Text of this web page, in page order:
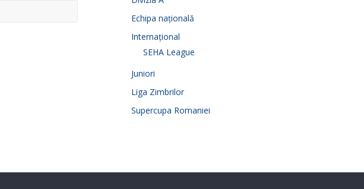
Echipa națională
Internațional
SEHA League
Juniori
Liga Zimbrilor
Supercupa Romaniei